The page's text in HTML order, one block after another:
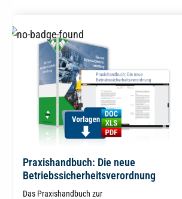
Praxishandbuch: Die neue
Betriebssicherheitsverordnung
Das Praxishandbuch zur